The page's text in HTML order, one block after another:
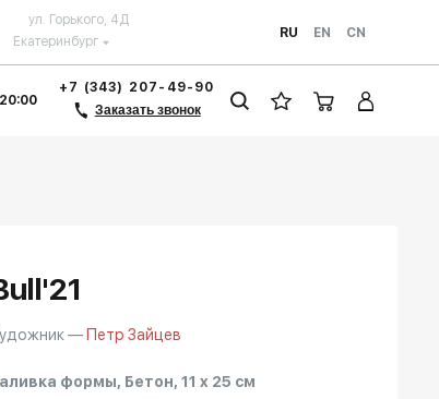
Екатеринбург
ул. Горького, 4Д
RU
EN CN
+7 (343) 207-49-90
Заказать звонок
— Петр Зайцев
формы, Бетон, 11 x 25 см